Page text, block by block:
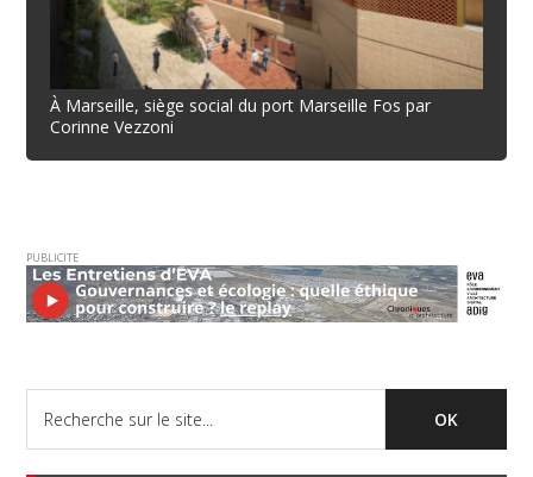
À Marseille, siège social du port Marseille Fos par
Corinne Vezzoni
PUBLICITE